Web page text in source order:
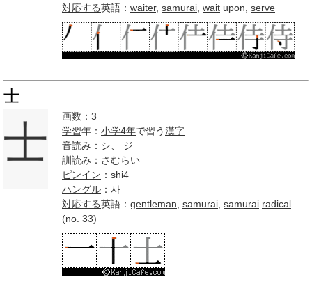
対応する英語： waiter, samurai, wait upon, serve
士
士
画数：3
学習年： 小学4年で習う漢字
音読み：シ、 ジ
訓読み：さむらい
ピンイン ：shi4
ハングル ：사
対応する英語： gentleman, samurai, samurai radical
(no. 33)